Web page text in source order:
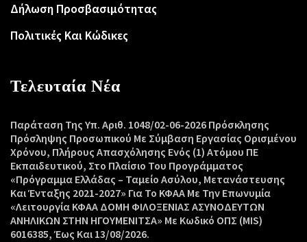
Δήλωση Προσβασιμότητας
Πολιτικές Και Κώδικες
Τελευταία Νέα
Παράταση Της Υπ. Αριθ. 1048/02-06-2026 Πρόσκλησης
Πρόσληψης Προσωπικού Με Σύμβαση Εργασίας Ορισμένου
Χρόνου, Πλήρους Απασχόλησης Ενός (1) Ατόμου ΠΕ
Εκπαιδευτικού, Στο Πλαίσιο Του Προγράμματος
«Πρόγραμμα Ελλάδας – Ταμείο Ασύλου, Μετανάστευσης
Και Ένταξης 2021-2027» Για Το ΚΦΑΑ Με Την Επωνυμία
«Λειτουργία ΚΦΑΑ ΔΟΜΗ ΦΙΛΟΞΕΝΙΑΣ ΑΣΥΝΟΔΕΥΤΩΝ
ΑΝΗΛΙΚΩΝ ΣΤΗΝ ΗΓΟΥΜΕΝΙΤΣΑ» Με Κωδικό ΟΠΣ (MIS)
6016385, Έως Και 13/08/2026.